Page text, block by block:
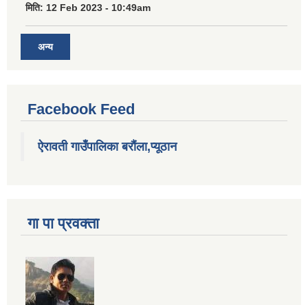
मिति: 12 Feb 2023 - 10:49am
अन्य
Facebook Feed
ऐरावती गाउँपालिका बरौंला,प्यूठान
गा पा प्रवक्ता